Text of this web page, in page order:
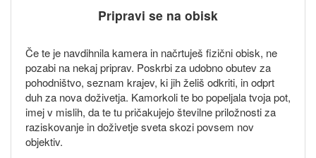
Pripravi se na obisk
Če te je navdihnila kamera in načrtuješ fizični obisk, ne
pozabi na nekaj priprav. Poskrbi za udobno obutev za
pohodništvo, seznam krajev, ki jih želiš odkriti, in odprt
duh za nova doživetja. Kamorkoli te bo popeljala tvoja pot,
imej v mislih, da te tu pričakujejo številne priložnosti za
raziskovanje in doživetje sveta skozi povsem nov
objektiv.